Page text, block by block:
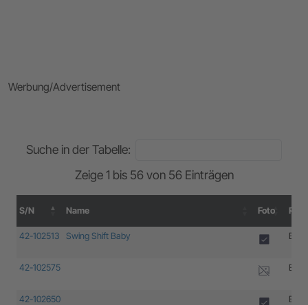
Werbung/Advertisement
Suche in der Tabelle:
Zeige 1 bis 56 von 56 Einträgen
S/N Name Foto
S/N Name Foto
42-102513 Swing Shift Baby B-
42-102575 B-
42-102650 B-